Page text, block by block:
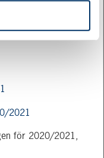
2021
för 2020/2021,